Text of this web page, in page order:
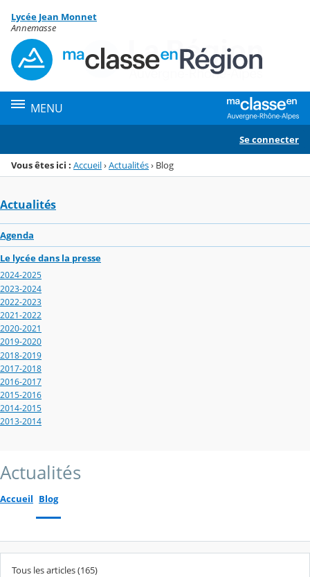
Menu de la rubrique
Contenu
Lycée Jean Monnet
Annemasse
MENU
Se connecter
Vous êtes ici : Accueil›Actualités› Blog
Actualités
Agenda
Le lycée dans la presse
2024-2025
2023-2024
2022-2023
2021-2022
2020-2021
2019-2020
2018-2019
2017-2018
2016-2017
2015-2016
2014-2015
2013-2014
Actualités
Accueil Blog
Tous les articles (165)